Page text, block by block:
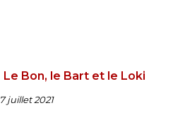
Le Bon, le Bart et le Loki
7 juillet 2021